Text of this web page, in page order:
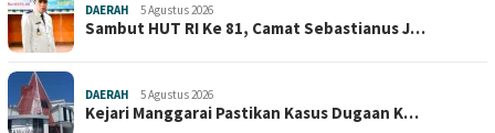
DAERAH 5 Agustus 2026
Sambut HUT RI Ke 81, Camat Sebastianus J…
DAERAH 5 Agustus 2026
Kejari Manggarai Pastikan Kasus Dugaan K…